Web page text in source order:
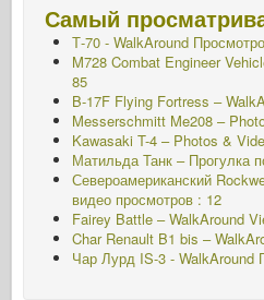
Самый
Т-70 - WalkAround
M728 Combat Engineer
85
B-17F Flying Fortress –
Messerschmitt Me208 –
Kawasaki T-4 – Photos &
Матильда Танк – Прогулка
Североамериканский
видео просмотров : 12
Fairey Battle – WalkAround
Char Renault B1 bis –
Чар Лурд IS-3 - WalkAround